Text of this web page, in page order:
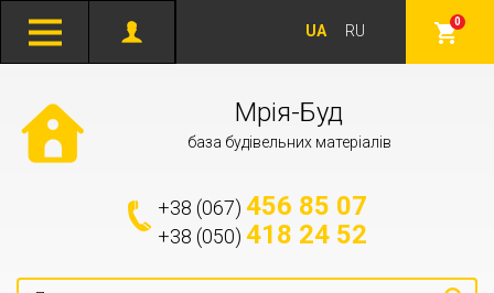
0
UA RU
Мрія-Буд
база будівельних матеріалів
+38 (067) 456 85 07
+38 (050) 418 24 52